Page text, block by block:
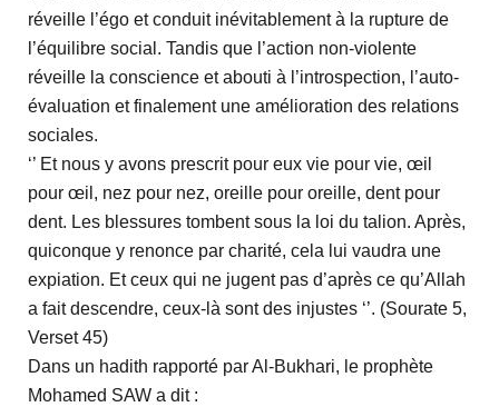
réveille l’égo et conduit inévitablement à la rupture de
l’équilibre social. Tandis que l’action non-violente
réveille la conscience et abouti à l’introspection, l’auto-
évaluation et finalement une amélioration des relations
sociales.
‘’ Et nous y avons prescrit pour eux vie pour vie, œil
pour œil, nez pour nez, oreille pour oreille, dent pour
dent. Les blessures tombent sous la loi du talion. Après,
quiconque y renonce par charité, cela lui vaudra une
expiation. Et ceux qui ne jugent pas d’après ce qu’Allah
a fait descendre, ceux-là sont des injustes ‘’. (Sourate 5,
Verset 45)
Dans un hadith rapporté par Al-Bukhari, le prophète
Mohamed SAW a dit :